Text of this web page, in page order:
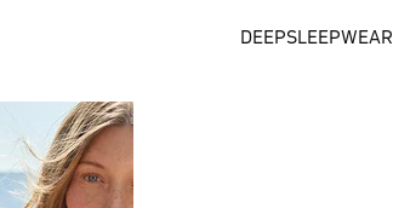
DEEPSLEEPWEAR